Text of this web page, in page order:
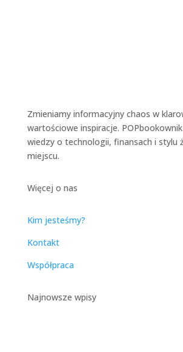
Zmieniamy informacyjny chaos w
wartościowe inspiracje.
wiedzy o technologii, finansach i stylu
miejscu.
Więcej o nas
Kim jesteśmy?
Kontakt
Współpraca
Najnowsze wpisy